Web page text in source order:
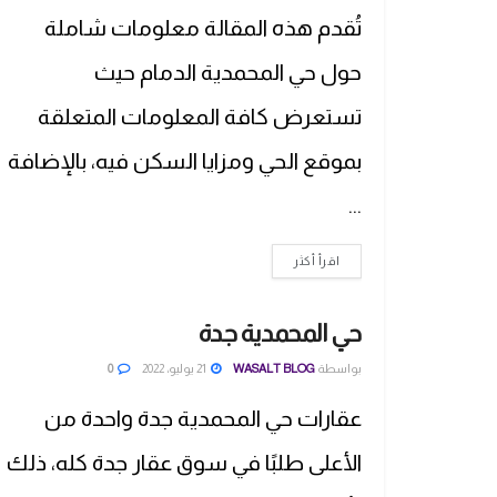
تُقدم هذه المقالة معلومات شاملة
حول حي المحمدية الدمام حيث
تستعرض كافة المعلومات المتعلقة
بموقع الحي ومزايا السكن فيه، بالإضافة
...
اقرأ أكثر
حي المحمدية جدة
بواسطة WASALT BLOG
0
عقارات حي المحمدية جدة واحدة من
الأعلى طلبًا في سوق عقار جدة كله، ذلك